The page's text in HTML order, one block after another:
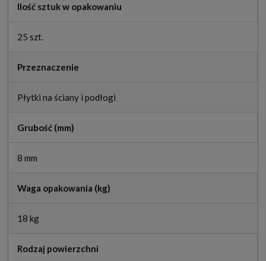
Ilość sztuk w opakowaniu
25 szt.
Przeznaczenie
Płytki na ściany i podłogi
Grubość (mm)
8 mm
Waga opakowania (kg)
18 kg
Rodzaj powierzchni